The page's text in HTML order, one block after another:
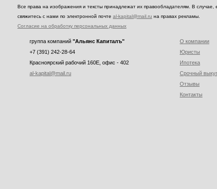
Все права на изображения и тексты принадлежат их правообладателям. В
свяжитесь с нами по электронной почте al-kapital@mail.ru на правах рекламы.
Согласие на обработку персональных данных
группа компаний "Альянс Капиталъ"
+7 (391) 242-28-64
Красноярский рабочий 160E, офис - 402
al-kapital@mail.ru
О компании
Юристы
Ипотека
Срочный
Отзывы
Контакты